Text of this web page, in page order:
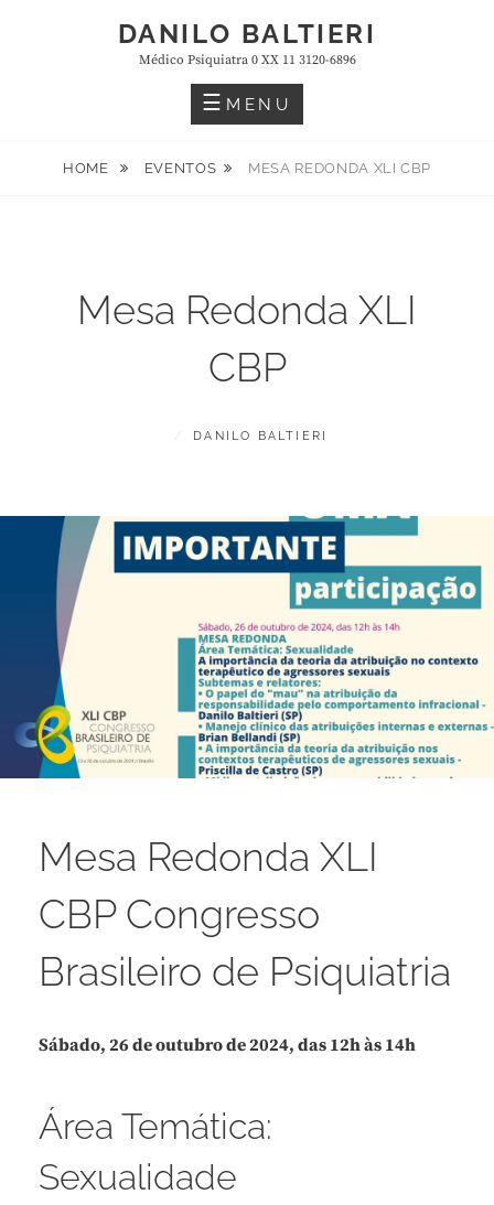
DANILO BALTIERI
Médico Psiquiatra 0 XX 11 3120-6896
MENU
HOME EVENTOS MESA REDONDA XLI CBP
Mesa Redonda XLI
CBP
POSTED
M
B
R
O
BY
DANILO BALTIERI
Mesa Redonda XLI
CBP Congresso
Brasileiro de Psiquiatria
Sábado, 26 de outubro de 2024, das 12h às 14h
Área Temática:
Sexualidade